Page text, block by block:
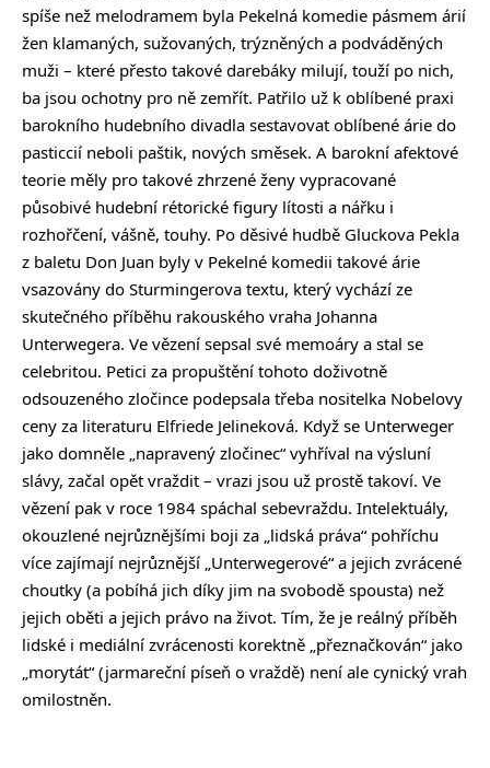
spíše než melodramem byla Pekelná komedie pásmem árií
žen klamaných, sužovaných, trýzněných a podváděných
muži – které přesto takové darebáky milují, touží po nich,
ba jsou ochotny pro ně zemřít. Patřilo už k oblíbené praxi
barokního hudebního divadla sestavovat oblíbené árie do
pasticcií neboli paštik, nových směsek. A barokní afektové
teorie měly pro takové zhrzené ženy vypracované
působivé hudební rétorické figury lítosti a nářku i
rozhořčení, vášně, touhy. Po děsivé hudbě Gluckova Pekla
z baletu Don Juan byly v Pekelné komedii takové árie
vsazovány do Sturmingerova textu, který vychází ze
skutečného příběhu rakouského vraha Johanna
Unterwegera. Ve vězení sepsal své memoáry a stal se
celebritou. Petici za propuštění tohoto doživotně
odsouzeného zločince podepsala třeba nositelka Nobelovy
ceny za literaturu Elfriede Jelineková. Když se Unterweger
jako domněle „napravený zločinec“ vyhříval na výsluní
slávy, začal opět vraždit – vrazi jsou už prostě takoví. Ve
vězení pak v roce 1984 spáchal sebevraždu. Intelektuály,
okouzlené nejrůznějšími boji za „lidská práva“ pohříchu
více zajímají nejrůznější „Unterwegerové“ a jejich zvrácené
choutky (a pobíhá jich díky jim na svobodě spousta) než
jejich oběti a jejich právo na život. Tím, že je reálný příběh
lidské i mediální zvrácenosti korektně „přeznačkován“ jako
„morytát“ (jarmareční píseň o vraždě) není ale cynický vrah
omilostněn.